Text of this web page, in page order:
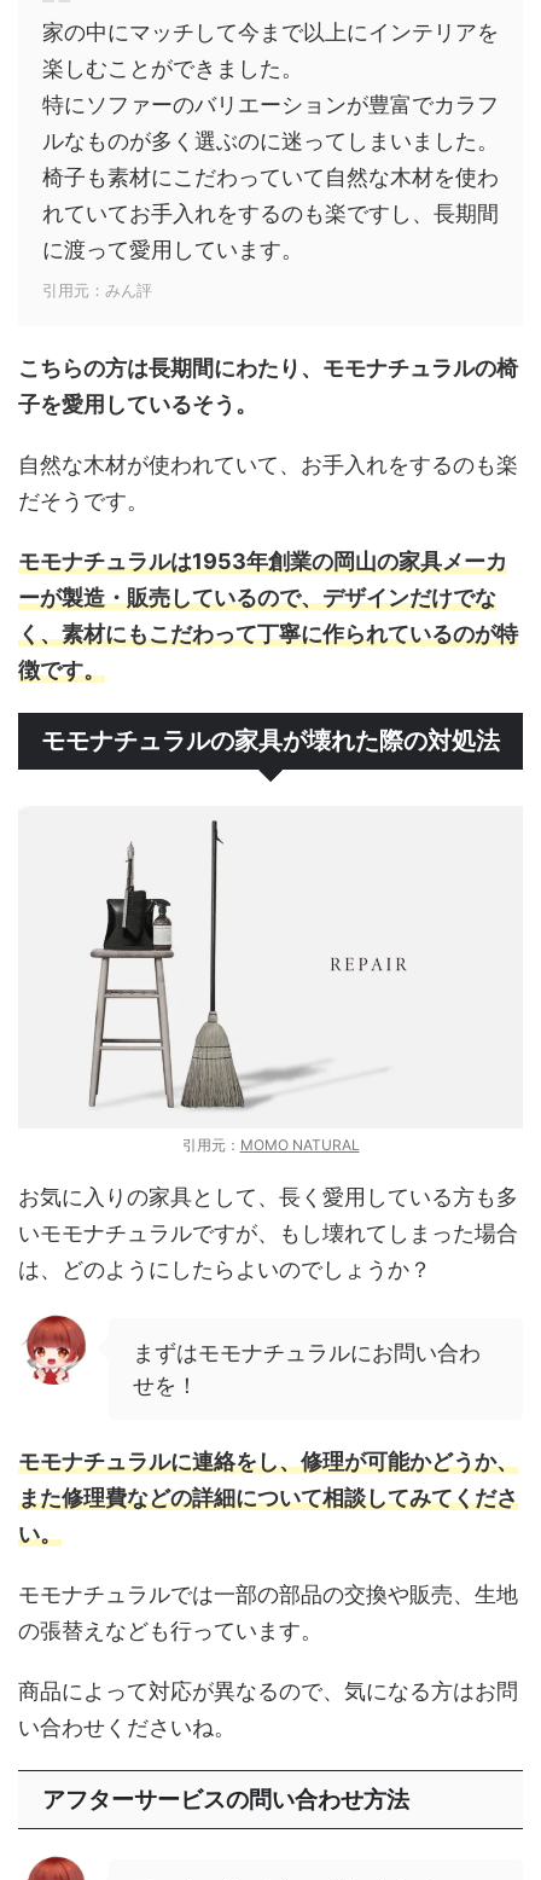
家の中にマッチして今まで以上にインテリアを
楽しむことができました。
特にソファーのバリエーションが豊富でカラフ
ルなものが多く選ぶのに迷ってしまいました。
椅子も素材にこだわっていて自然な木材を使わ
れていてお手入れをするのも楽ですし、長期間
に渡って愛用しています。
引用元：みん評
こちらの方は長期間にわたり、モモナチュラルの椅
子を愛用しているそう。
自然な木材が使われていて、お手入れをするのも楽
だそうです。
モモナチュラルは1953年創業の岡山の家具メーカ
ーが製造・販売しているので、デザインだけでな
く、素材にもこだわって丁寧に作られているのが特
徴です。
モモナチュラルの家具が壊れた際の対処法
引用元： MOMO NATURAL
お気に入りの家具として、長く愛用している方も多
いモモナチュラルですが、もし壊れてしまった場合
は、どのようにしたらよいのでしょうか？
まずはモモナチュラルにお問い合わ
せを！
モモナチュラルに連絡をし、修理が可能かどうか、
また修理費などの詳細について相談してみてくださ
い。
モモナチュラルでは一部の部品の交換や販売、生地
の張替えなども行っています。
商品によって対応が異なるので、気になる方はお問
い合わせくださいね。
アフターサービスの問い合わせ方法